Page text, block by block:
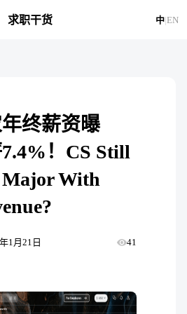
求职干货 中|EN
终薪资曝
！CS Still
Major With
1月21日 41